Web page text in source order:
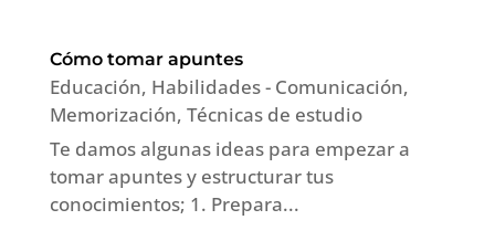
Cómo tomar apuntes
Educación, Habilidades - Comunicación,
Memorización, Técnicas de estudio
Te damos algunas ideas para empezar a
tomar apuntes y estructurar tus
conocimientos; 1. Prepara...